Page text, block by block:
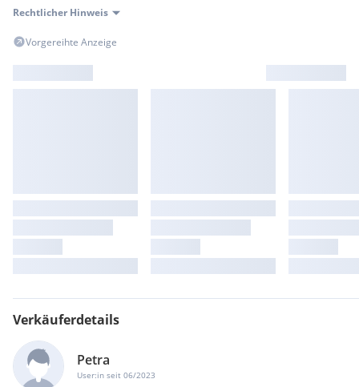
Rechtlicher Hinweis
Vorgereihte Anzeige
Verkäuferdetails
Petra
User:in seit 06/2023